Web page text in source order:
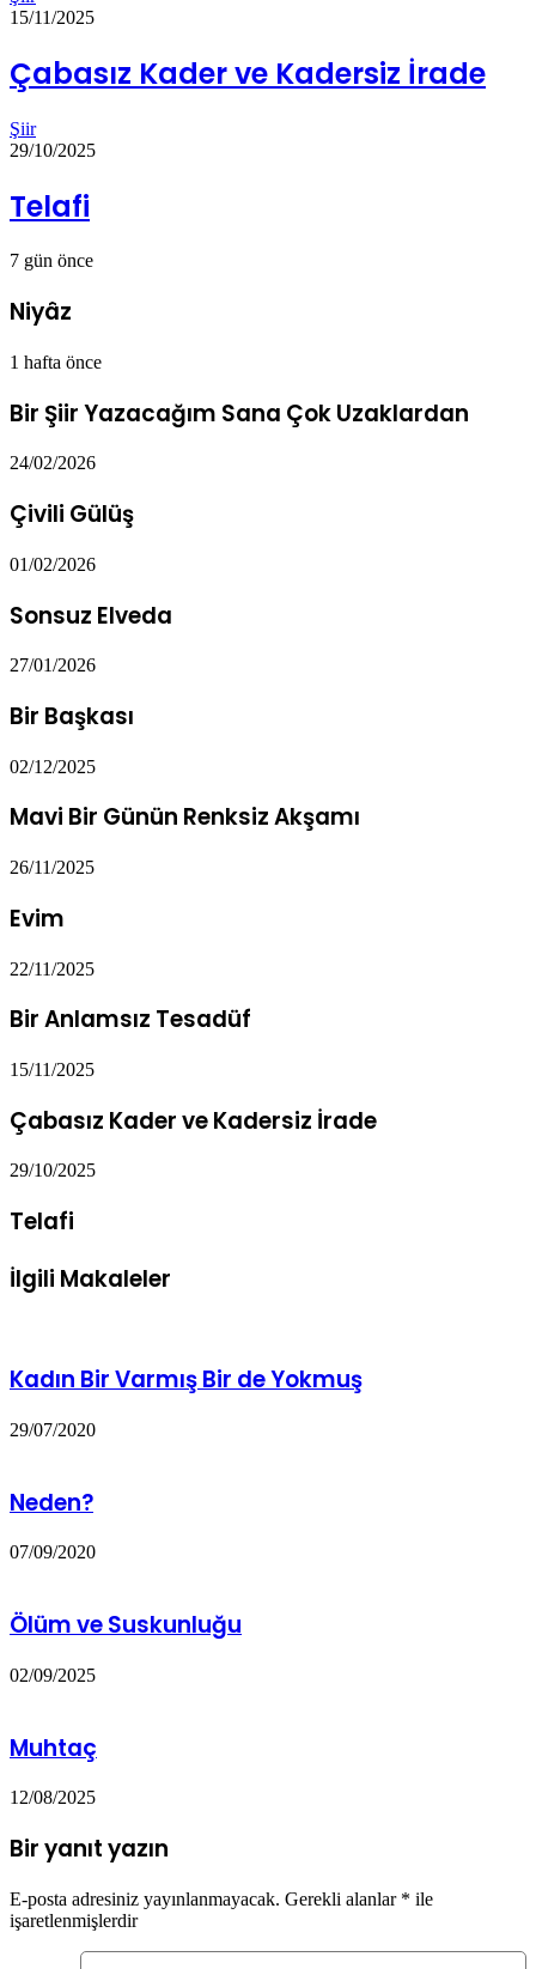
15/11/2025
Çabasız Kader ve Kadersiz İrade
Şiir
29/10/2025
Telafi
7 gün önce
Niyâz
1 hafta önce
Bir Şiir Yazacağım Sana Çok Uzaklardan
24/02/2026
Çivili Gülüş
01/02/2026
Sonsuz Elveda
27/01/2026
Bir Başkası
02/12/2025
Mavi Bir Günün Renksiz Akşamı
26/11/2025
Evim
22/11/2025
Bir Anlamsız Tesadüf
15/11/2025
Çabasız Kader ve Kadersiz İrade
29/10/2025
Telafi
İlgili Makaleler
Kadın Bir Varmış Bir de Yokmuş
29/07/2020
Neden?
07/09/2020
Ölüm ve Suskunluğu
02/09/2025
Muhtaç
12/08/2025
Bir yanıt yazın
E-posta adresiniz yayınlanmayacak. Gerekli alanlar * ile
işaretlenmişlerdir